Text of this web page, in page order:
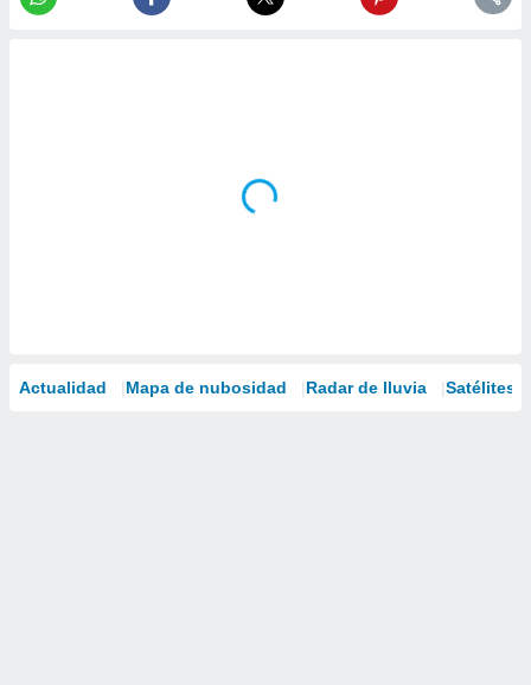
Actualidad Mapa de nubosidad Radar de lluvia Satélites